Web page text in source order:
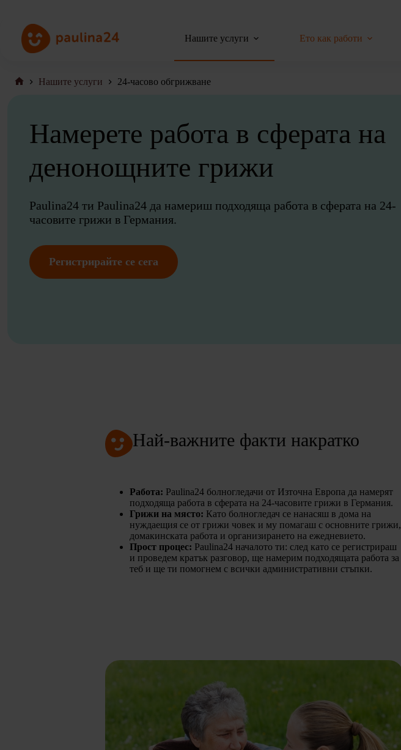
съдържанието
Нашите услуги
Ето как работи
Нашите услуги 24-часово обгрижване
Намерете работа в сферата на
денонощните грижи
Paulina24 ти Paulina24 да намериш подходяща работа в сферата на 24-
часовите грижи в Германия.
Регистрирайте се сега
Най-важните факти накратко
Работа: Paulina24 болногледачи от Източна Европа да намерят
подходяща работа в сферата на 24-часовите грижи в Германия.
Грижи на място: Като болногледач се нанасяш в дома на
нуждаещия се от грижи човек и му помагаш с основните грижи,
домакинската работа и организирането на ежедневието.
Прост процес: Paulina24 началото ти: след като се регистрираш
и проведем кратък разговор, ще намерим подходящата работа за
теб и ще ти помогнем с всички административни стъпки.